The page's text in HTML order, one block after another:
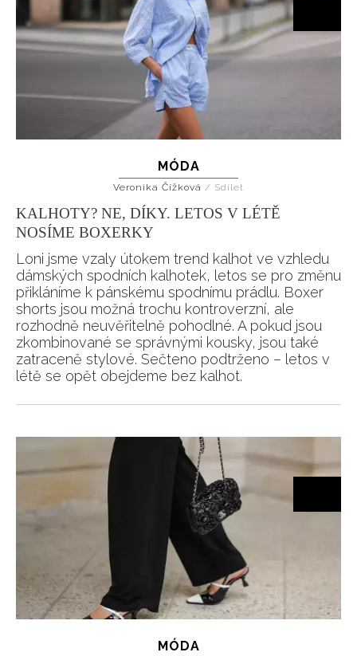
MÓDA
Veronika Čížková / Sdílet
KALHOTY? NE, DÍKY. LETOS V LÉTĚ
NOSÍME BOXERKY
Loni jsme vzaly útokem trend kalhot ve vzhledu
dámských spodních kalhotek, letos se pro změnu
přikláníme k pánskému spodnímu prádlu. Boxer
shorts jsou možná trochu kontroverzní, ale
rozhodně neuvěřitelně pohodlné. A pokud jsou
zkombinované se správnými kousky, jsou také
zatraceně stylové. Sečteno podtrženo – letos v
létě se opět obejdeme bez kalhot.
MÓDA